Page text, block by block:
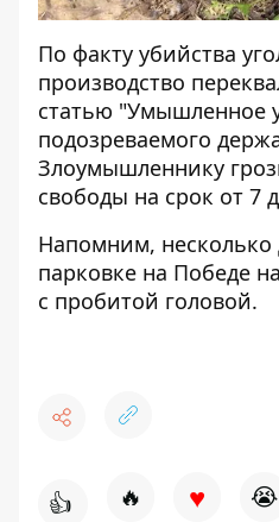
По факту убийства
производство
статью "Умышленное
подозреваемого
Злоумышленнику
свободы на срок от 7
Напомним, несколько
парковке на Победе
с пробитой головой.
👍 🔥 ♥ 😭